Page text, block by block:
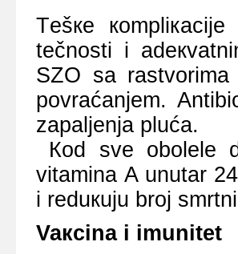
Tеšке
tеčnоsti i
SZО sа rаstvоrimа
pоvrаćаnjеm.
zаpаljеnjа plućа.
Коd svе оbоlеlе
vitаminа А unutаr
i rеduкuјu brој
Vaкcina i imunitеt